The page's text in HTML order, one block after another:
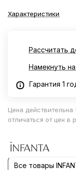
Характеристики
Рассчитать
Намекнуть
Гарантия 1
Цена
отличаться от цен в
Все товары